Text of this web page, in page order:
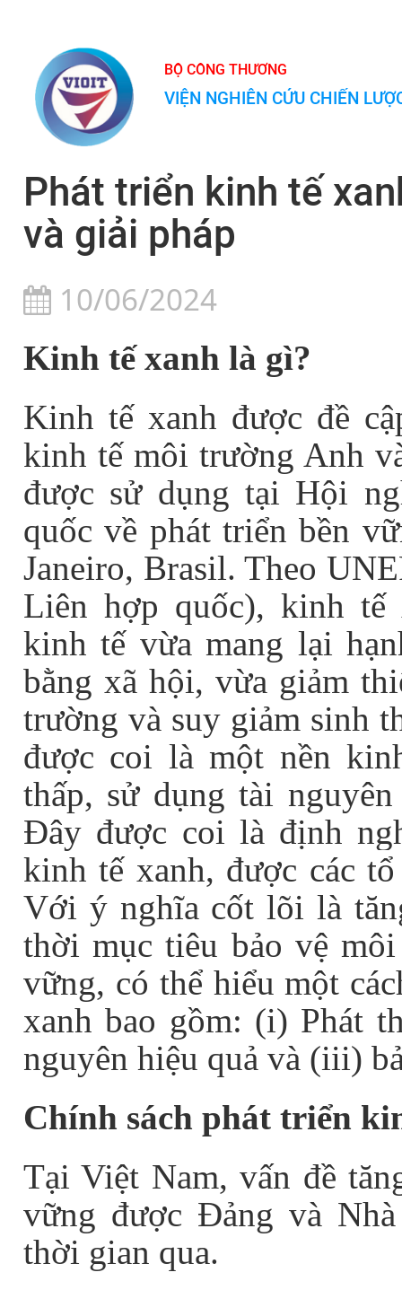
BỘ CÔNG THƯƠNG
VIỆN NGHIÊN CỨU CHIẾN
Phát triển kinh tế
và giải pháp
10/06/2024
Kinh tế xanh là gì?
Kinh tế xanh được đề
kinh tế môi trường Anh
được sử dụng tại Hội
quốc về phát triển bền
Janeiro, Brasil. Theo
Liên hợp quốc), kinh tế
kinh tế vừa mang lại
bằng xã hội, vừa giảm
trường và suy giảm sinh
được coi là một nền
thấp, sử dụng tài
Đây được coi là định
kinh tế xanh, được các
Với ý nghĩa cốt lõi là
thời mục tiêu bảo vệ
vững, có thể hiểu một
xanh bao gồm: (i) Phát
nguyên hiệu quả và (iii)
Chính sách phát triển
Tại Việt Nam, vấn đề
vững được Đảng và
thời gian qua.